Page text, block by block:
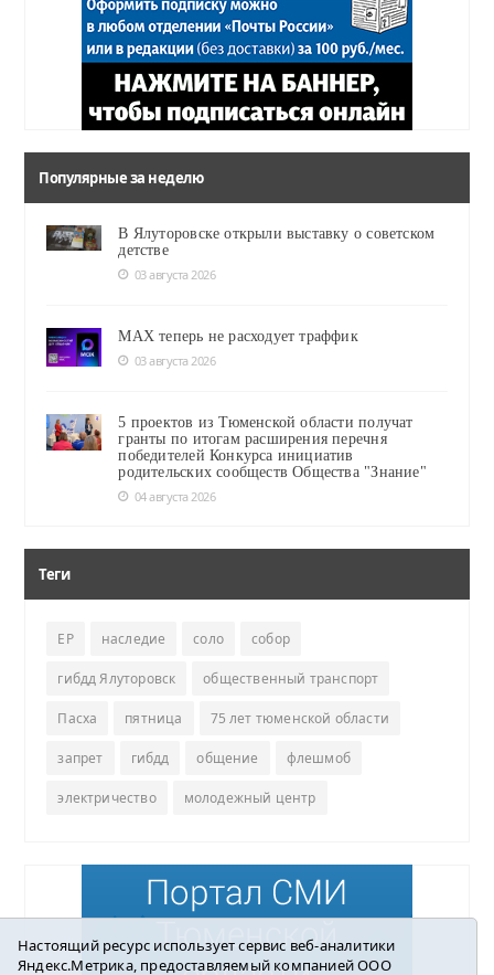
Популярные за неделю
В Ялуторовске открыли выставку о советском
детстве
03 августа 2026
MAX теперь не расходует траффик
03 августа 2026
5 проектов из Тюменской области получат
гранты по итогам расширения перечня
победителей Конкурса инициатив
родительских сообществ Общества "Знание"
04 августа 2026
Теги
ЕР наследие соло собор
гибдд Ялуторовск общественный транспорт
Пасха пятница 75 лет тюменской области
запрет гибдд общение флешмоб
электричество молодежный центр
Настоящий ресурс использует сервис веб-аналитики
Яндекс.Метрика, предоставляемый компанией ООО